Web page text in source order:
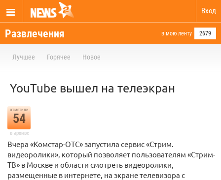
Вход
Развлечения в мою ленту 2679
Лучшее Горячее Новое
YouTube вышел на телеэкран
отметили
54
в архиве
Вчера «Комстар-ОТС» запустила сервис «Стрим.
видеоролики», который позволяет пользователям «Стрим-
ТВ» в Москве и области смотреть видеоролики,
размещенные в интернете, на экране телевизора с